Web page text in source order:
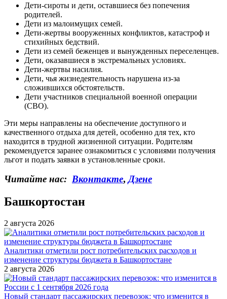
Дети-сироты и дети, оставшиеся без попечения
родителей.
Дети из малоимущих семей.
Дети-жертвы вооруженных конфликтов, катастроф и
стихийных бедствий.
Дети из семей беженцев и вынужденных переселенцев.
Дети, оказавшиеся в экстремальных условиях.
Дети-жертвы насилия.
Дети, чья жизнедеятельность нарушена из-за
сложившихся обстоятельств.
Дети участников специальной военной операции
(СВО).
Эти меры направлены на обеспечение доступного и
качественного отдыха для детей, особенно для тех, кто
находится в трудной жизненной ситуации. Родителям
рекомендуется заранее ознакомиться с условиями получения
льгот и подать заявки в установленные сроки.
Читайте нас: Вконтакте,Дзене
Башкортостан
2 августа 2026
Аналитики отметили рост потребительских расходов и
изменение структуры бюджета в Башкортостане
2 августа 2026
Новый стандарт пассажирских перевозок: что изменится в